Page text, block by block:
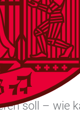
und
auf Fragen
soll – wie